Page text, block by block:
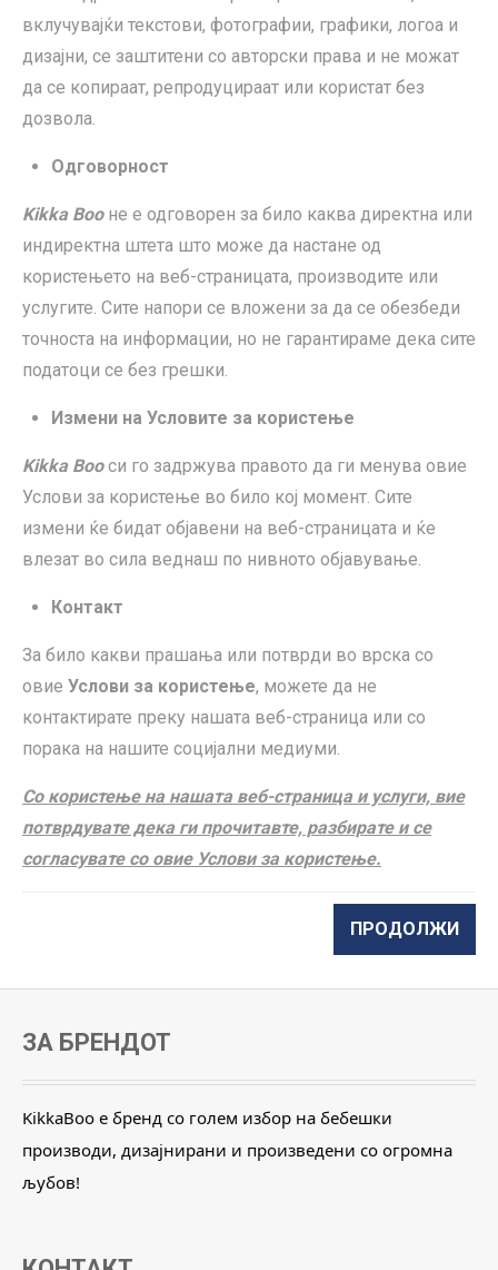
вклучувајќи текстови, фотографии, графики, логоа и
дизајни, се заштитени со авторски права и не можат
да се копираат, репродуцираат или користат без
дозвола.
Одговорност
Kikka Booне е одговорен за било каква директна или
индиректна штета што може да настане од
користењето на веб-страницата, производите или
услугите. Сите напори се вложени за да се обезбеди
точноста на информации, но не гарантираме дека сите
податоци се без грешки.
Измени на Условите за користење
Kikka Booси го задржува правото да ги менува овие
Услови за користење во било кој момент. Сите
измени ќе бидат објавени на веб-страницата и ќе
влезат во сила веднаш по нивното објавување.
Контакт
За било какви прашања или потврди во врска со
овие Услови за користење, можете да не
контактирате преку нашата веб-страница или со
порака на нашите социјални медиуми.
Со користење на нашата веб-страница и услуги, вие
потврдувате дека ги прочитавте, разбирате и се
согласувате со овие Услови за користење.
ПРОДОЛЖИ
ЗА БРЕНДОТ
KikkaBoo е бренд со голем избор на бебешки
производи, дизајнирани и произведени со огромна
љубов!